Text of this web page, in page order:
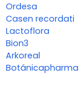
Ordesa
Casen recordati
Lactoflora
Bion3
Arkoreal
Botánicapharma